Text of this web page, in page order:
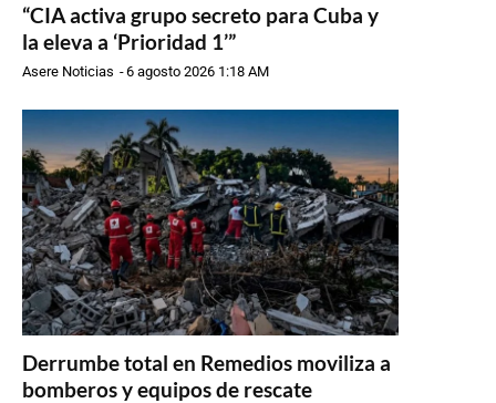
“CIA activa grupo secreto para Cuba y
la eleva a ‘Prioridad 1’”
Asere Noticias -6 agosto 2026 1:18 AM
Derrumbe total en Remedios moviliza a
bomberos y equipos de rescate